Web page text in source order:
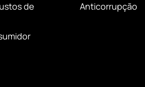
de
Anticorrupção